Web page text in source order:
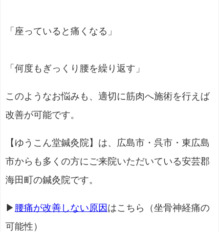
「座っていると痛くなる」
「何度もぎっくり腰を繰り返す」
このようなお悩みも、適切に筋肉へ施術を行えば
改善が可能です。
【ゆうこん堂鍼灸院】は、広島市・呉市・東広島
市からも多くの方にご来院いただいている安芸郡
海田町の鍼灸院です。
▶ 腰痛が改善しない原因 はこちら（坐骨神経痛の
可能性）